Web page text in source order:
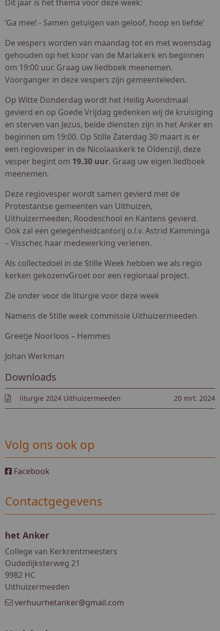
Dit jaar is het thema voor deze week:
‘Ga mee! - Samen getuigen van geloof, hoop en liefde’
De vespers worden van maandag tot en met woensdag
gehouden op het koor van de Mariakerk en beginnen
om 19:00 uur. Graag uw liedboek meenemen.
Voorganger in deze vespers zijn gemeenteleden.
Op Witte Donderdag wordt het Heilig Avondmaal
gevierd en op Goede Vrijdag gedenken wij de kruisiging
en sterven van Jezus, beide diensten zijn in het Anker en
beginnen om 19:00. Op Stille Zaterdag 30 maart is er
een regiovesper in de Nicolaaskerk te Oldenzijl, deze
vesper begint om 19.30 uur. Graag uw eigen liedboek
meenemen.
Deze regiovesper wordt samen gevierd met de
Protestantse gemeenten van Uithuizen,
Uithuizermeeden, Roodeschool en Kantens gevierd.
Ook zal een gelegenheidcantorij o.l.v. Astrid Kamminga
– Visscher, haar medewerking verlenen.
Als collectedoel in de Stille Week hebben we als regio
kerken gekozenvGroet oor een regionaal project.
Zie onder voor de liturgie voor deze week
Namens de Stille week commissie Uithuizermeeden
Greetje Noorloos – Hemmes
Johan Werkman
Downloads
liturgie 2024 Uithuizermeeden 20 mrt. 2024
Volg ons ook op
Facebook
Contactgegevens
het Anker
College van Kerkrentmeesters
Oudedijksterweg 21
9982 HC
Uithuizermeeden
verhuurhetanker@gmail.com